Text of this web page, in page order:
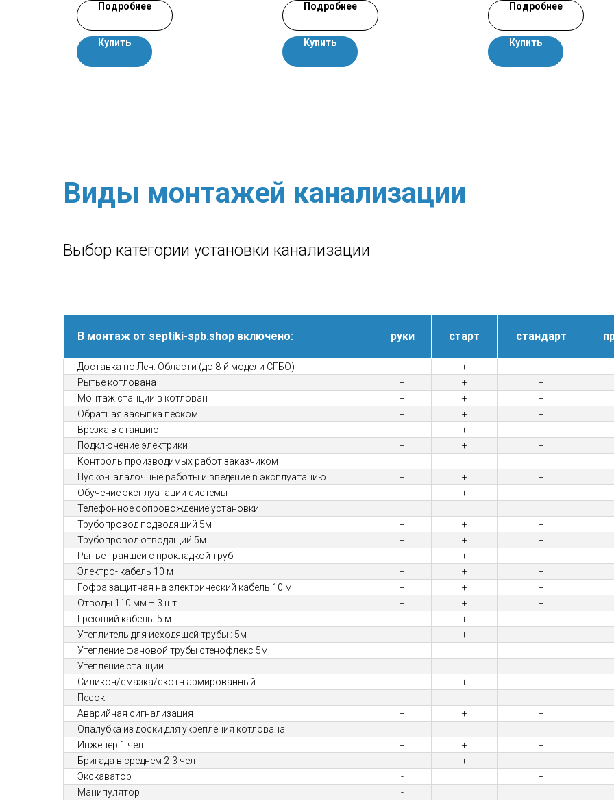
Подробнее
Купить
Подробнее
Купить
Подробнее
Купить
Виды монтажей канализации
Выбор категории установки канализации
В монтаж от septiki-spb.shop включено: руки старт стандарт
Доставка по Лен. Области (до 8-й модели СГБО) + + +
Рытье котлована
+ + +
Монтаж станции в котлован
+ + +
Обратная засыпка песком
+ + +
Врезка в станцию
+ + +
Подключение электрики
+ + +
Контроль производимых работ заказчиком
Пуско-наладочные работы и введение в эксплуатацию
+ + +
Обучение эксплуатации системы
+ + +
Телефонное сопровождение установки
Трубопровод подводящий 5м
+ + +
Трубопровод отводящий 5м
+ + +
Рытье траншеи с прокладкой труб
+ + +
Электро- кабель 10 м
+ + +
Гофра защитная на электрический кабель 10 м
+ + +
Отводы 110 мм – 3 шт
+ + +
Греющий кабель: 5 м
+ + +
Утеплитель для исходящей трубы : 5м
+ + +
Утепление фановой трубы стенофлекс 5м
Утепление станции
Силикон/смазка/скотч армированный
+ + +
Песок
Аварийная сигнализация
+ + +
Опалубка из доски для укрепления котлована
Инженер 1 чел
+ + +
Бригада в среднем 2-3 чел
+ + +
Экскаватор
- +
Манипулятор
-